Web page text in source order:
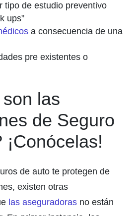
tipo de estudio preventivo
ups”
a consecuencia de una
pre existentes o
las
de Seguro
¡Conócelas!
de auto te protegen de
existen otras
las aseguradoras no están